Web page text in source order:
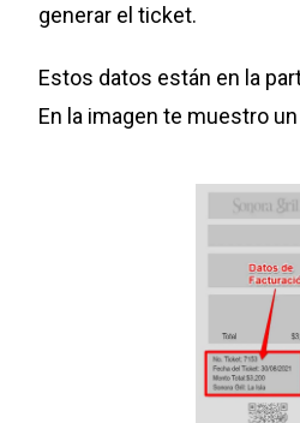
generar el ticket.
Estos datos están en la
En la imagen te muestro